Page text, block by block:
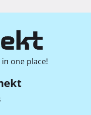
one place!